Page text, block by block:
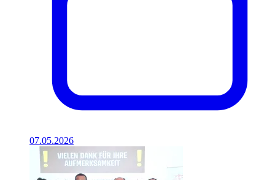
07.05.2026